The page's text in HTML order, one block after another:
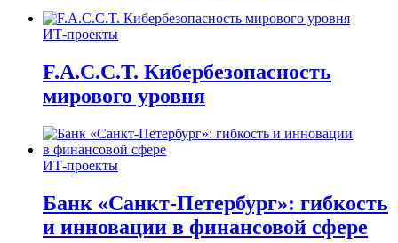
ИТ-проекты
F.A.C.C.T. Кибербезопасность
мирового уровня
ИТ-проекты
Банк «Санкт-Петербург»: гибкость
и инновации в финансовой сфере